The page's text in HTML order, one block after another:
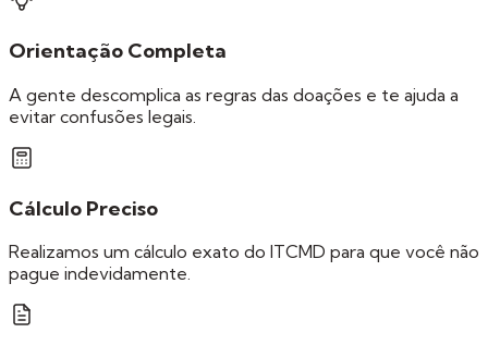
Orientação Completa
A gente descomplica as regras das doações e te ajuda a
evitar confusões legais.
Cálculo Preciso
Realizamos um cálculo exato do ITCMD para que você não
pague indevidamente.